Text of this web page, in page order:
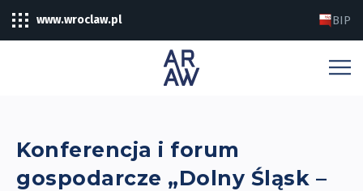
www.wroclaw.pl BIP
Konferencja i forum
gospodarcze „Dolny Śląsk –